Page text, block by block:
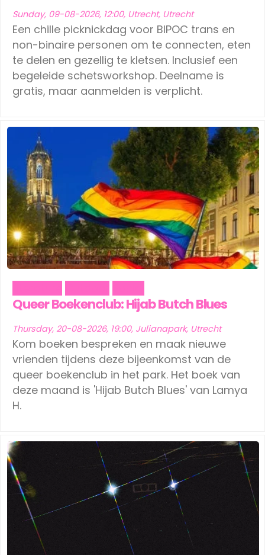
Sunday, 09-08-2026, 12:00, Utrecht, Utrecht
Een chille picknickdag voor BIPOC trans en
non-binaire personen om te connecten, eten
te delen en gezellig te kletsen. Inclusief een
begeleide schetsworkshop. Deelname is
gratis, maar aanmelden is verplicht.
Queer Boekenclub: Hijab Butch Blues
Thursday, 20-08-2026, 19:00, Julianapark, Utrecht
Kom boeken bespreken en maak nieuwe
vrienden tijdens deze bijeenkomst van de
queer boekenclub in het park. Het boek van
deze maand is 'Hijab Butch Blues' van Lamya
H.